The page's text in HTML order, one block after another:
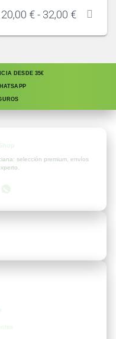
20,00 €- 32,00 €
DESDE 35€
selección premium, envíos